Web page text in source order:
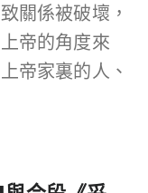
關係被破壞，
帝的角度來
帝家裏的人、